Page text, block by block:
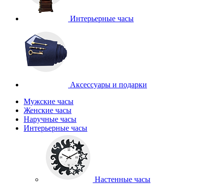
Интерьерные часы
Аксессуары и подарки
Мужские часы
Женские часы
Наручные часы
Интерьерные часы
Настенные часы